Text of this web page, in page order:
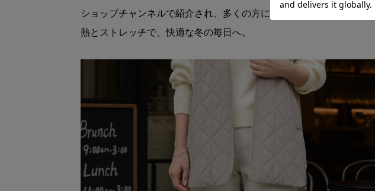
ショップチャンネルで紹介され、多くの方にご愛用いただいた1本。
熱とストレッチで、快適な冬の毎日へ。